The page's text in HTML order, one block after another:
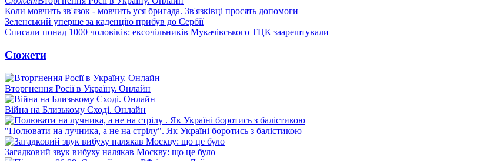
Коли мовчить зв'язок - мовчить уся бригада. Зв'язківці просять допомоги
Зеленський уперше за каденцію прибув до Сербії
Списали понад 1000 чоловіків: ексочільників Мукачівського ТЦК заарештували
Сюжети
Вторгнення Росії в Україну. Онлайн
Війна на Близькому Сході. Онлайн
"Полювати на лучника, а не на стрілу". Як Україні боротись з балістикою
Загадковий звук вибуху налякав Москву: що це було